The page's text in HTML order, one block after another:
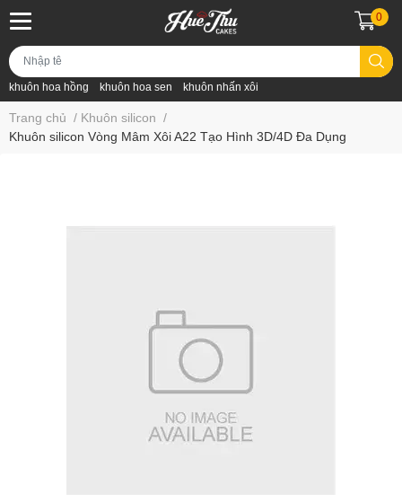
khuôn hoa hồng khuôn hoa sen khuôn nhấn xôi
0
Trang chủ / Khuôn silicon /
Khuôn silicon Vòng Mâm Xôi A22 Tạo Hình 3D/4D Đa Dụng